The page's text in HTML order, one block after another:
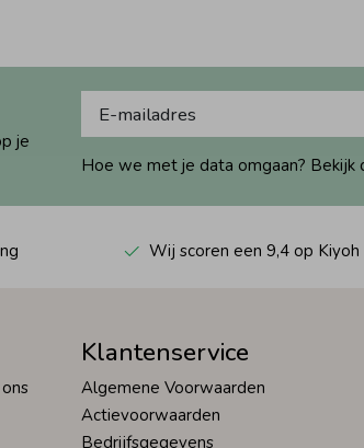
je
Hoe we met je data omgaan? Bekijk
Wij scoren een 9,4 op Kiyoh
Klantenservice
Algemene Voorwaarden
Actievoorwaarden
Bedrijfsgegevens